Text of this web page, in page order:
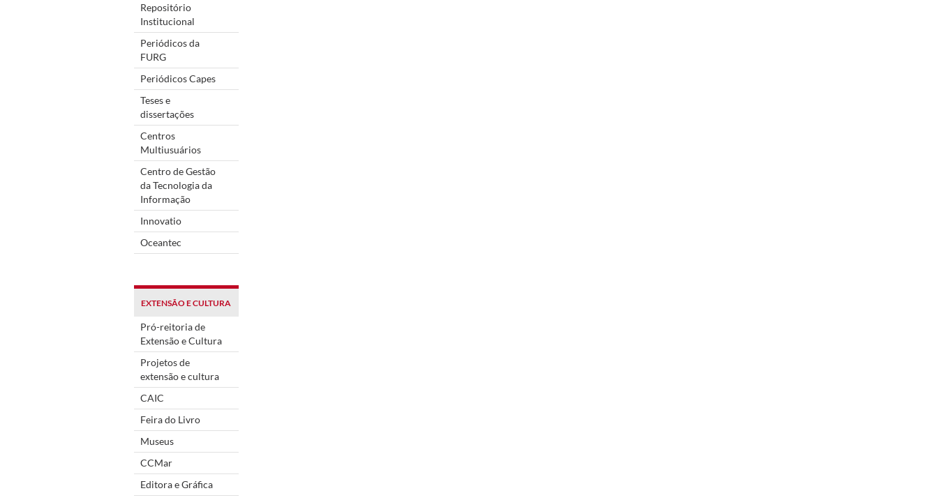
Repositório
Institucional
Periódicos da
FURG
Periódicos Capes
Teses e
dissertações
Centros
Multiusuários
Centro de Gestão
da Tecnologia da
Informação
Innovatio
Oceantec
EXTENSÃO E CULTURA
Pró-reitoria de
Extensão e Cultura
Projetos de
extensão e cultura
CAIC
Feira do Livro
Museus
CCMar
Editora e Gráfica